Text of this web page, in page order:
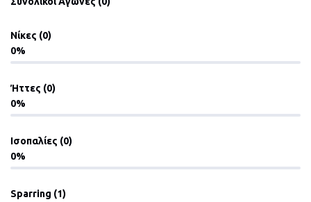
Νίκες (0)
0
Ήττες (0)
0
Ισοπαλίες (0)
0
Sparring (1)